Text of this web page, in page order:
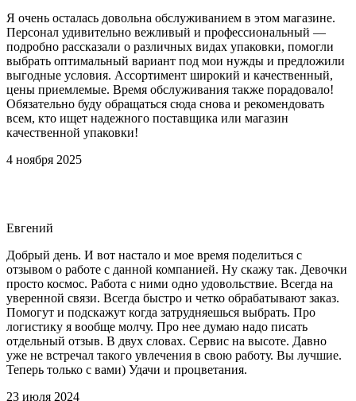
Я очень осталась довольна обслуживанием в этом магазине.
Персонал удивительно вежливый и профессиональный —
подробно рассказали о различных видах упаковки, помогли
выбрать оптимальный вариант под мои нужды и предложили
выгодные условия. Ассортимент широкий и качественный,
цены приемлемые. Время обслуживания также порадовало!
Обязательно буду обращаться сюда снова и рекомендовать
всем, кто ищет надежного поставщика или магазин
качественной упаковки!
4 ноября 2025
Евгений
Добрый день. И вот настало и мое время поделиться с
отзывом о работе с данной компанией. Ну скажу так. Девочки
просто космос. Работа с ними одно удовольствие. Всегда на
уверенной связи. Всегда быстро и четко обрабатывают заказ.
Помогут и подскажут когда затрудняешься выбрать. Про
логистику я вообще молчу. Про нее думаю надо писать
отдельный отзыв. В двух словах. Сервис на высоте. Давно
уже не встречал такого увлечения в свою работу. Вы лучшие.
Теперь только с вами) Удачи и процветания.
23 июля 2024